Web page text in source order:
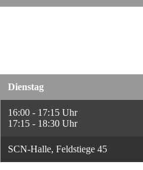
Dienstag
16:00 - 17:15 Uhr
17:15 - 18:30 Uhr
SCN-Halle, Feldstiege 45